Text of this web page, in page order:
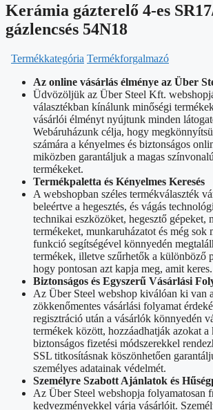
Kerámia gázterelő 4-es
gázlencsés 54N18
Termékkategória Termékforgalmazó
Az online vásárlás élménye az Über
Üdvözöljük az Über Steel Kft.
választékban kínálunk minőségi
vásárlói élményt nyújtunk minden
Webáruházunk célja, hogy
számára a kényelmes és biztonságos
miközben garantáljuk a magas
termékeket.
Termékpaletta és Kényelmes Keresés
A webshopban széles termékválaszték
beleértve a hegesztés, és vágás
technikai eszközöket, hegesztő gépeket,
termékeket, munkaruházatot és még sok
funkció segítségével könnyedén
termékek, illetve szűrhetők a különböző
hogy pontosan azt kapja meg, amit keres.
Biztonságos és Egyszerű Vásárlási
Az Über Steel webshop kiválóan ki van
zökkenőmentes vásárlási folyamat
regisztráció után a vásárlók könnyedén
termékek között, hozzáadhatják azokat a
biztonságos fizetési módszerekkel
SSL titkosításnak köszönhetően
személyes adatainak védelmét.
Személyre Szabott Ajánlatok és
Az Über Steel webshopja folyamatosan
kedvezményekkel várja vásárlóit.